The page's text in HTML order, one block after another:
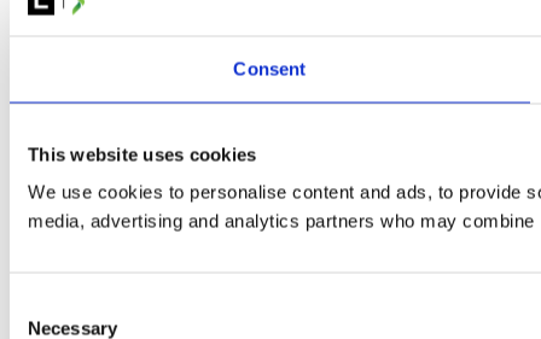
Consent
This website uses cookies
We use cookies to personalise content and ads, to provide
media, advertising and analytics partners who may
Selection
Necessary